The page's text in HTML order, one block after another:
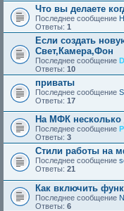
Что вы делаете
Последнее сообщение
Ответы: 1
Если создать
Свет,Камера,Фон
Последнее сообщение
Ответы: 10
приваты
Последнее сообщение
Ответы: 17
На МФК несколько
Последнее сообщение
Ответы: 3
Стили работы на
Последнее сообщение
Ответы: 21
Как включить
Последнее сообщение
Ответы: 6